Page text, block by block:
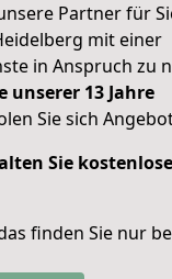
Partner für
mit einer
in Anspruch zu
unserer 13 Jahre
Sie sich
Sie kostenlose
finden Sie nur